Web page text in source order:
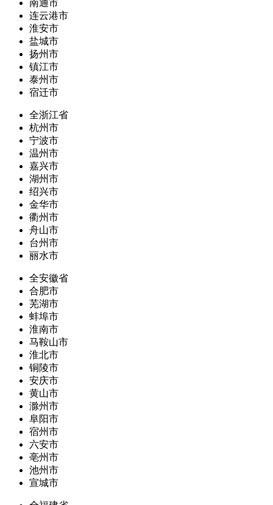
南通市
连云港市
淮安市
盐城市
扬州市
镇江市
泰州市
宿迁市
全浙江省
杭州市
宁波市
温州市
嘉兴市
湖州市
绍兴市
金华市
衢州市
舟山市
台州市
丽水市
全安徽省
合肥市
芜湖市
蚌埠市
淮南市
马鞍山市
淮北市
铜陵市
安庆市
黄山市
滁州市
阜阳市
宿州市
六安市
亳州市
池州市
宣城市